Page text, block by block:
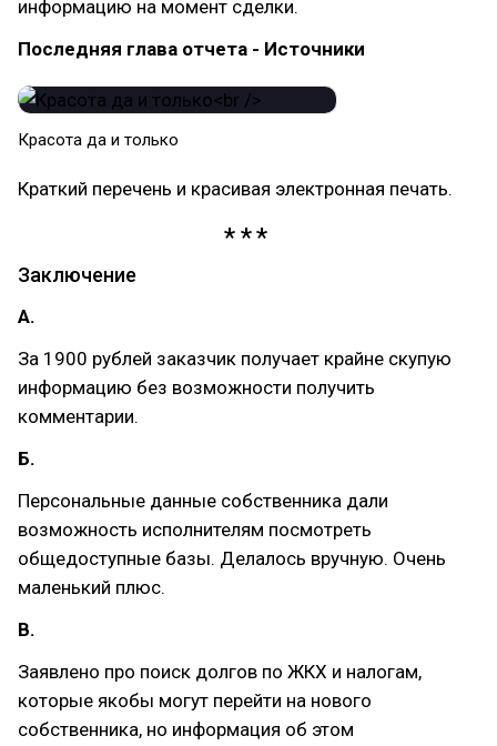
информацию на момент сделки.
Последняя глава отчета - Источники
Красота да и только
Краткий перечень и красивая электронная печать.
Заключение
А.
За 1900 рублей заказчик получает крайне скупую
информацию без возможности получить
комментарии.
Б.
Персональные данные собственника дали
возможность исполнителям посмотреть
общедоступные базы. Делалось вручную. Очень
маленький плюс.
В.
Заявлено про поиск долгов по ЖКХ и налогам,
которые якобы могут перейти на нового
собственника, но информация об этом